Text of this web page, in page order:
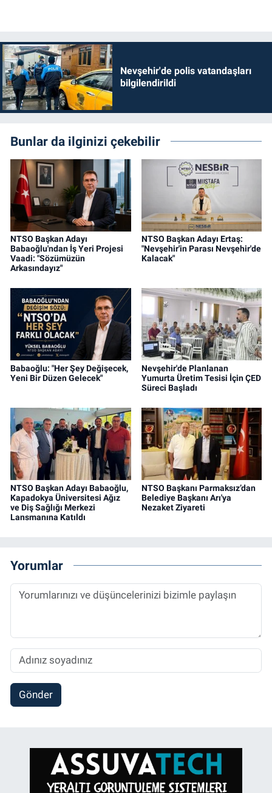
Nevşehir'de polis vatandaşları
bilgilendirildi
Bunlar da ilginizi çekebilir
NTSO Başkan Adayı
Babaoğlu'ndan İş Yeri Projesi
Vaadi: "Sözümüzün
Arkasındayız"
NTSO Başkan Adayı Ertaş:
"Nevşehir'in Parası Nevşehir'de
Kalacak"
Babaoğlu: "Her Şey Değişecek,
Yeni Bir Düzen Gelecek"
Nevşehir'de Planlanan
Yumurta Üretim Tesisi İçin ÇED
Süreci Başladı
NTSO Başkan Adayı Babaoğlu,
Kapadokya Üniversitesi Ağız
ve Diş Sağlığı Merkezi
Lansmanına Katıldı
NTSO Başkanı Parmaksız’dan
Belediye Başkanı Arı'ya
Nezaket Ziyareti
Yorumlar
Gönder